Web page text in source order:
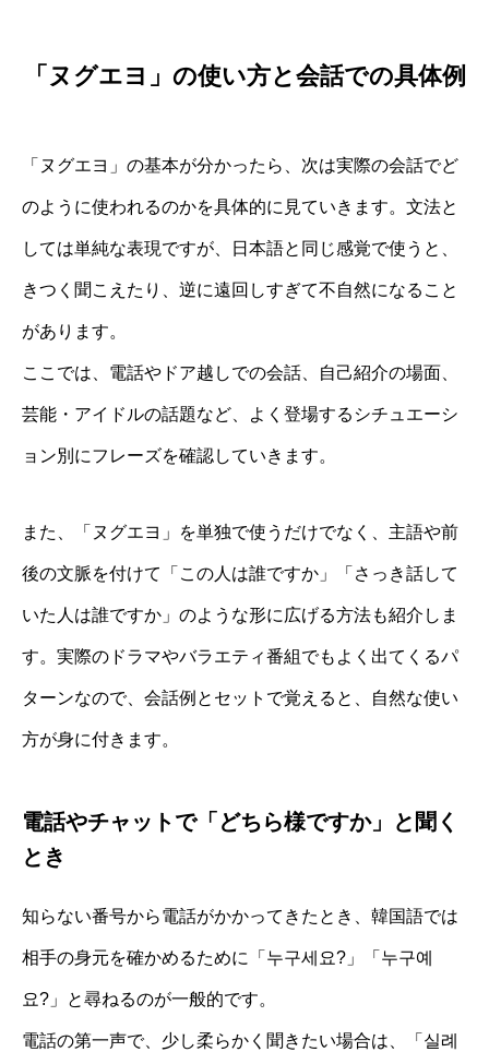
「ヌグエヨ」の使い方と会話での具体例
「ヌグエヨ」の基本が分かったら、次は実際の会話でど
のように使われるのかを具体的に見ていきます。文法と
しては単純な表現ですが、日本語と同じ感覚で使うと、
きつく聞こえたり、逆に遠回しすぎて不自然になること
があります。
ここでは、電話やドア越しでの会話、自己紹介の場面、
芸能・アイドルの話題など、よく登場するシチュエーシ
ョン別にフレーズを確認していきます。
また、「ヌグエヨ」を単独で使うだけでなく、主語や前
後の文脈を付けて「この人は誰ですか」「さっき話して
いた人は誰ですか」のような形に広げる方法も紹介しま
す。実際のドラマやバラエティ番組でもよく出てくるパ
ターンなので、会話例とセットで覚えると、自然な使い
方が身に付きます。
電話やチャットで「どちら様ですか」と聞く
とき
知らない番号から電話がかかってきたとき、韓国語では
相手の身元を確かめるために「누구세요?」「누구예
요?」と尋ねるのが一般的です。
電話の第一声で、少し柔らかく聞きたい場合は、「실례